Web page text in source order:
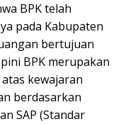
BPK telah
pada Kabupaten
bertujuan
BPK merupakan
kewajaran
berdasarkan
SAP (Standar